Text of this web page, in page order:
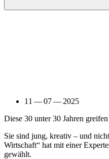
11 — 07 — 2025
Diese 30 unter 30 Jahren
Sie sind jung, kreativ – und
Wirtschaft“ hat mit einer
gewählt.